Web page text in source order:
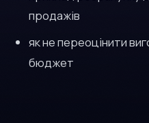
продажів
як не переоцінити
бюджет